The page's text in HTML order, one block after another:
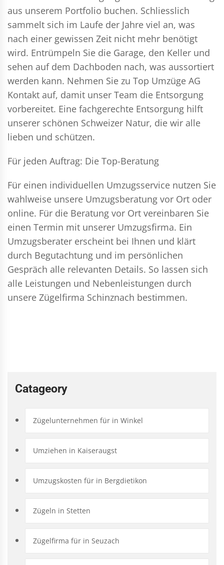
aus unserem Portfolio buchen. Schliesslich
sammelt sich im Laufe der Jahre viel an, was
nach einer gewissen Zeit nicht mehr benötigt
wird. Entrümpeln Sie die Garage, den Keller und
sehen auf dem Dachboden nach, was aussortiert
werden kann. Nehmen Sie zu Top Umzüge AG
Kontakt auf, damit unser Team die Entsorgung
vorbereitet. Eine fachgerechte Entsorgung hilft
unserer schönen Schweizer Natur, die wir alle
lieben und schützen.
Für jeden Auftrag: Die Top-Beratung
Für einen individuellen Umzugsservice nutzen Sie
wahlweise unsere Umzugsberatung vor Ort oder
online. Für die Beratung vor Ort vereinbaren Sie
einen Termin mit unserer Umzugsfirma. Ein
Umzugsberater erscheint bei Ihnen und klärt
durch Begutachtung und im persönlichen
Gespräch alle relevanten Details. So lassen sich
alle Leistungen und Nebenleistungen durch
unsere Zügelfirma Schinznach bestimmen.
Catageory
Zügelunternehmen für in Winkel
Umziehen in Kaiseraugst
Umzugskosten für in Bergdietikon
Zügeln in Stetten
Zügelfirma für in Seuzach